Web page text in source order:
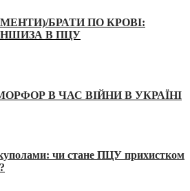
БРАТИ ПО КРОВІ:
В ПЦУ
В ЧАС ВІЙНИ В УКРАЇНІ
чи стане ПЦУ прихистком